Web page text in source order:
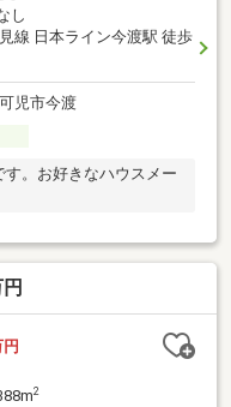
し
線 日本ライン今渡駅 徒歩
児市今渡
。お好きなハウスメー
2